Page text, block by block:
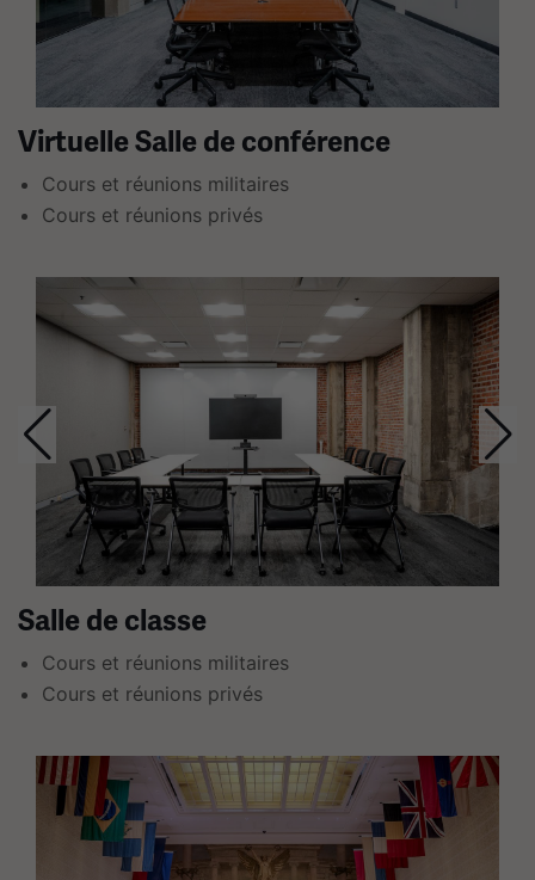
diapositives
des
liens.
flèches
droite
Virtuelle Salle de conférence
Cours et réunions militaires
Cours et réunions privés
Ceci
section
contient
plusieurs
diapositives
des
liens.
flèches
droite
Salle de classe
Cours et réunions militaires
Cours et réunions privés
Ceci
est
carrousel.